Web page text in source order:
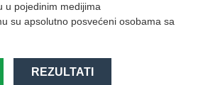
u pojedinim medijima
su apsolutno posvećeni osobama sa
REZULTATI